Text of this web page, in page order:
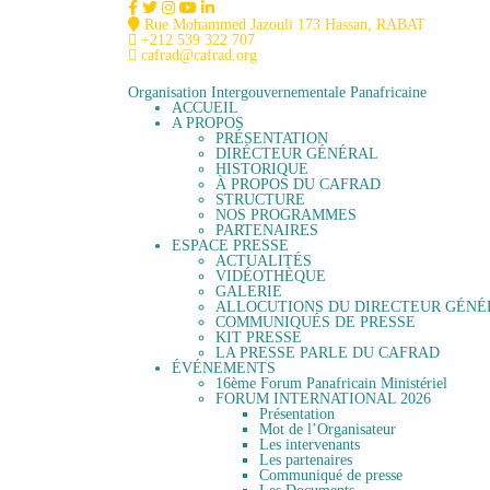
Rue Mohammed Jazouli 173 Hassan, RABAT
+212 539 322 707
cafrad@cafrad.org
Organisation Intergouvernementale Panafricaine
ACCUEIL
A PROPOS
PRÉSENTATION
DIRÉCTEUR GÉNÉRAL
HISTORIQUE
À PROPOS DU CAFRAD
STRUCTURE
NOS PROGRAMMES
PARTENAIRES
ESPACE PRESSE
ACTUALITÉS
VIDÉOTHÈQUE
GALERIE
ALLOCUTIONS DU DIRECTEUR
COMMUNIQUÉS DE PRESSE
KIT PRESSE
LA PRESSE PARLE DU CAFRAD
ÉVÉNEMENTS
16ème Forum Panafricain Ministériel
FORUM INTERNATIONAL 2026
Présentation
Mot de l’Organisateur
Les intervenants
Les partenaires
Communiqué de presse